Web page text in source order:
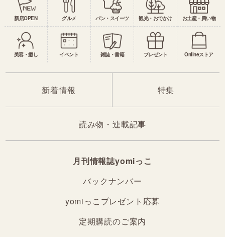
新店OPEN グルメ パン・スイーツ 観光・おでかけ お土産・買い物
美容・癒し イベント 雑誌・書籍 プレゼント Onlineストア
新着情報 特集
読み物・連載記事
月刊情報誌yomiっこ
バックナンバー
yomiっこプレゼント応募
定期購読のご案内